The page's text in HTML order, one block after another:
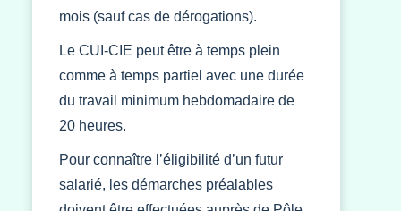
mois (sauf cas de dérogations).
Le CUI-CIE peut être à temps plein
comme à temps partiel avec une durée
du travail minimum hebdomadaire de
20 heures.
Pour connaître l’éligibilité d’un futur
salarié, les démarches préalables